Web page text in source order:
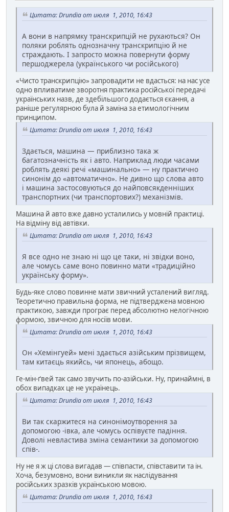
Цитата: Drundia от июля 1, 2010, 16:43
А вони в напрямку транскрипцій не рухаються? Он
поляки роблять однозначну транскрипцію й не
страждають. І запросто можна повернути форму
першоджерела (українського чи російського)
«Чисто транскрипцію» запровадити не вдасться: на нас усе
одно впливатиме зворотня практика російської передачі
українських назв, де здебільшого додається єкання, а
раніше регулярною була й заміна за етимологічним
принципом.
Цитата: Drundia от июля 1, 2010, 16:43
Здається, машина — приблизно така ж
багатозначність як і авто. Наприклад люди часами
роблять деякі речі «машинально» — ну практично
синонім до «автоматично». Не дивно що слова авто
і машина застосовуються до найповсякденніших
транспортних (чи транспортових?) механізмів.
Машина й авто вже давно усталились у мовній практиці.
На відміну від автівки.
Цитата: Drundia от июля 1, 2010, 16:43
Я все одно не знаю ні що це таки, ні звідки воно,
але чомусь саме воно повинно мати «традиційно
українську форму».
Будь-яке слово повинне мати звичний усталений вигляд.
Теоретично правильна форма, не підтверджена мовною
практикою, завжди програє перед абсолютно нелогічною
формою, звичною для носіїв мови.
Цитата: Drundia от июля 1, 2010, 16:43
Он «Хемінгуей» мені здається азійським прізвищем,
там китаєць якийсь, чи японець, абощо.
Ге-мін-ґвей так само звучить по-азійськи. Ну, принаймні, в
обох випадках це не українець.
Цитата: Drundia от июля 1, 2010, 16:43
Ви так скаржитеся на синонімоутворення за
допомогою -івка, але чомусь оспівуєте падіння.
Доволі невластива зміна семантики за допомогою
спів-.
Ну не я ж ці слова вигадав — співпасти, співставити та ін.
Хоча, безумовно, вони виникли як наслідування
російських зразків українською мовою.
Цитата: Drundia от июля 1, 2010, 16:43